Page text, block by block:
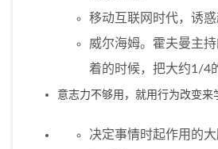
移动互联网时代，诱
威尔海姆。霍夫曼主
着的时候，把大约1/4
意志力不够用，就用行为改变来
决定事情时起作用的